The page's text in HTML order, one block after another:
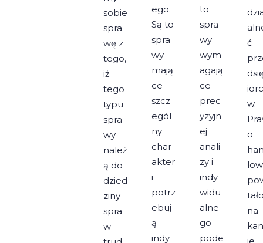
sobie
spra
wę z
tego,
iż
tego
typu
spra
wy
należ
ą do
dzied
ziny
spra
w
ego.
Są to
spra
wy
mają
ce
szcz
egól
ny
char
akter
i
potrz
ebuj
ą
indy
to
spra
wy
wym
agają
ce
prec
yzyjn
ej
anali
zy i
indy
widu
alne
go
pode
ć
w.
o
na